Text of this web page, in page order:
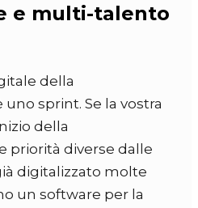
e multi-talento
della
sprint. Se la vostra
della
priorità diverse dalle
digitalizzato molte
un software per la